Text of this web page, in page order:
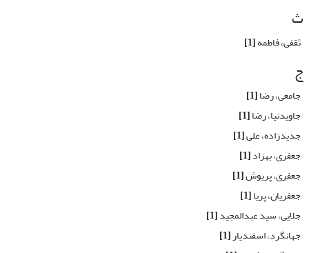
ث
ثقفی، فاطمه[1]
ج
جامعی، رضا[1]
جاویدنیا، رضا[1]
جدیدزاده، علی[1]
جعفری، بهزاد[1]
جعفری، پریوش[1]
جعفریان، پریا[1]
جلایی، سید عبدالمجید[1]
جهانگرد، اسفندیار[1]